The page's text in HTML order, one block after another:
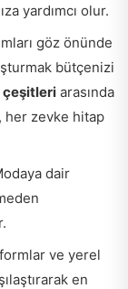
yardımcı olur.
göz önünde
bütçenizi
çeşitleri arasında
her zevke hitap
dair
ve yerel
en